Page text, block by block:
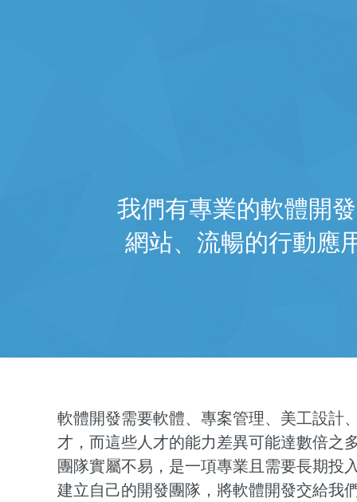
我們有專業的軟體開
網站、流暢的行動應
軟體開發需要軟體、專案管理、美工設計
才，而這些人才的能力差異可能達數倍之
團隊實屬不易，是一項專業且需要長期投
建立自己的開發團隊，將軟體開發交給我